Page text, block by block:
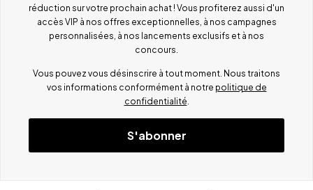
réduction sur votre prochain achat ! Vous profiterez aussi d'un
accès VIP à nos offres exceptionnelles, à nos campagnes
personnalisées, à nos lancements exclusifs et à nos
concours.
Vous pouvez vous désinscrire à tout moment. Nous traitons
vos informations conformément à notre politique de
confidentialité
S'abonner